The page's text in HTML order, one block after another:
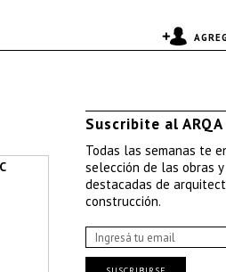
Suscribite al ARQA
Todas las semanas te
selección de las obras
destacadas de
construcción.